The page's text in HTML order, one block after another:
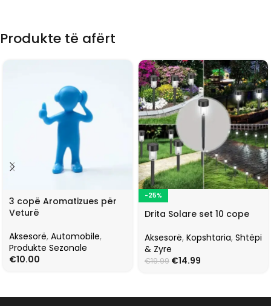
Produkte të afërt
3 copë Aromatizues për
Veturë
Aksesorë, Automobile,
Produkte Sezonale
€10.00
-25%
Drita Solare set 10 cope
Aksesorë, Kopshtaria, Shtëpi
& Zyre
€19.99 €14.99